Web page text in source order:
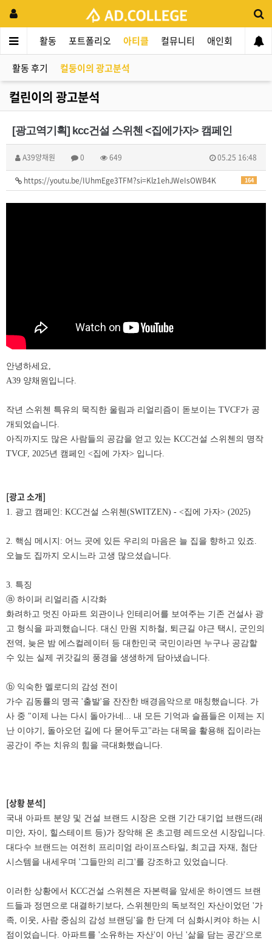
리지 활동 포트폴리오 아티클 컬뮤니티 애인회 신입
활동 후기 컬둥이의 광고분석
컬린이의 광고분석
[광고역기획] kcc건설 스위첸 <집에가자> 캠페인
A39양채원 0 649 05.25 16:48
164
https://youtu.be/IUhmEge3TFM?si=Klz1ehJWeIsOWB4K
안녕하세요,
A39 양채원입니다.
작년 스위첸 특유의 묵직한 울림과 리얼리즘이 돋보이는 TVCF가 공
개되었습니다.
아직까지도 많은 사람들의 공감을 얻고 있는 KCC건설 스위첸의 명작
TVCF, 2025년 캠페인 <집에 가자> 입니다.
[광고 소개]
1. 광고 캠페인: KCC건설 스위첸(SWITZEN) - <집에 가자> (2025)
2. 핵심 메시지: 어느 곳에 있든 우리의 마음은 늘 집을 향하고 있죠.
오늘도 집까지 오시느라 고생 많으셨습니다.
3. 특징
ⓐ 하이퍼 리얼리즘 시각화
화려하고 멋진 아파트 외관이나 인테리어를 보여주는 기존 건설사 광
고 형식을 파괴했습니다. 대신 만원 지하철, 퇴근길 야근 택시, 군인의
전역, 늦은 밤 에스컬레이터 등 대한민국 국민이라면 누구나 공감할
수 있는 실제 귀갓길의 풍경을 생생하게 담아냈습니다.
ⓑ 익숙한 멜로디의 감성 전이
가수 김동률의 명곡 '출발'을 잔잔한 배경음악으로 매칭했습니다. 가
사 중 "이제 나는 다시 돌아가네... 내 모든 기억과 슬픔들은 이제는 지
난 이야기, 돌아오던 길에 다 묻어두고"라는 대목을 활용해 집이라는
공간이 주는 치유의 힘을 극대화했습니다.
[상황 분석]
국내 아파트 분양 및 건설 브랜드 시장은 오랜 기간 대기업 브랜드(래
미안, 자이, 힐스테이트 등)가 장악해 온 초고령 레드오션 시장입니다.
대다수 브랜드는 여전히 프리미엄 라이프스타일, 최고급 자재, 첨단
시스템을 내세우며 '그들만의 리그'를 강조하고 있었습니다.
이러한 상황에서 KCC건설 스위첸은 자본력을 앞세운 하이엔드 브랜
드들과 정면으로 대결하기보다, 스위첸만의 독보적인 자산이었던 '가
족, 이웃, 사람 중심의 감성 브랜딩'을 한 단계 더 심화시켜야 하는 시
점이었습니다. 아파트를 '소유하는 자산'이 아닌 '삶을 담는 공간'으로